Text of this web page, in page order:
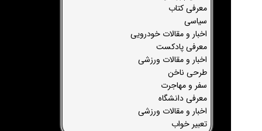
معرفی کتاب
سیاسی
اخبار و مقالات خودرویی
معرفی پادکست
اخبار و مقالات ورزشی
طرحی ناخن
سفر و مهاجرت
معرفی دانشگاه
اخبار و مقالات ورزشی
تعبیر خواب